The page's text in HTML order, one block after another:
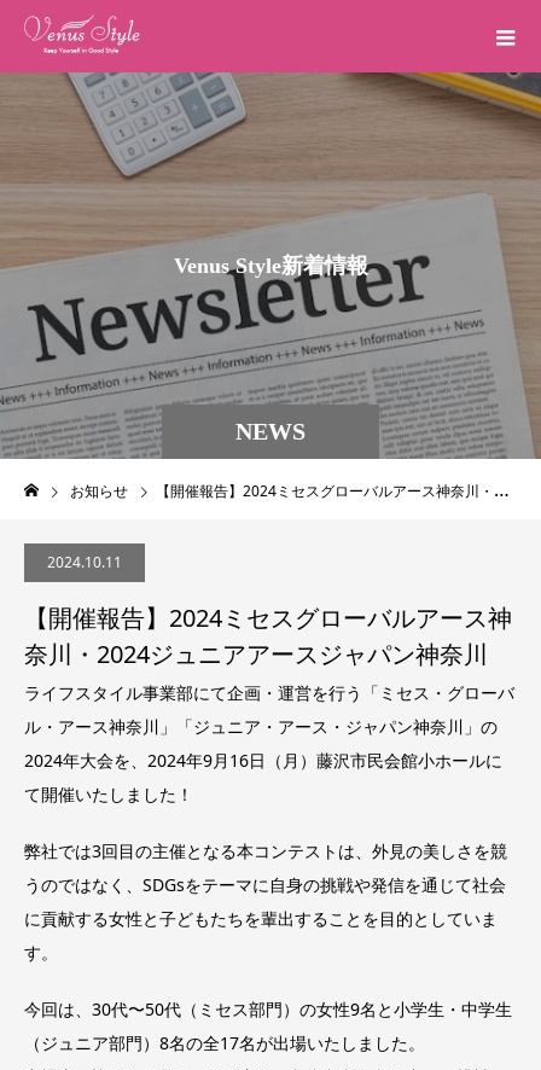
NEWS
Venus Style新着情報
お知らせ 【開催報告】2024ミセスグローバルアース神奈川・2024ジュニアアースジャパン神奈川
2024.10.11
【開催報告】2024ミセスグローバルアース神
奈川・2024ジュニアアースジャパン神奈川
ライフスタイル事業部にて企画・運営を行う「ミセス・グローバ
ル・アース神奈川」「ジュニア・アース・ジャパン神奈川」の
2024年大会を、2024年9月16日（月）藤沢市民会館小ホールに
て開催いたしました！
弊社では3回目の主催となる本コンテストは、外見の美しさを競
うのではなく、SDGsをテーマに自身の挑戦や発信を通じて社会
に貢献する女性と子どもたちを輩出することを目的としていま
す。
今回は、30代〜50代（ミセス部門）の女性9名と小学生・中学生
（ジュニア部門）8名の全17名が出場いたしました。